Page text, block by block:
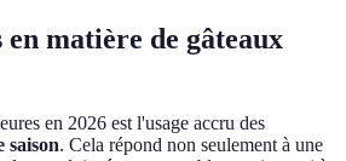
en matière de gâteaux
en 2026 est l'usage accru des
saison. Cela répond non seulement à une